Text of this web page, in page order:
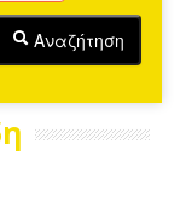
Αναζήτηση